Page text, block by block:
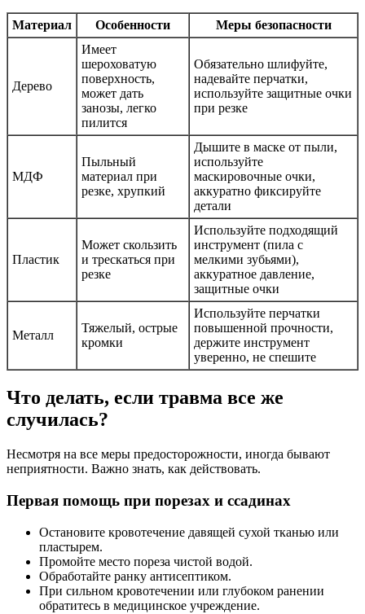
Материал Особенности Меры безопасности
Дерево
Имеет
шероховатую
поверхность,
может дать
занозы, легко
пилится
Обязательно шлифуйте,
надевайте перчатки,
используйте защитные очки
при резке
МДФ
Пыльный
материал при
резке, хрупкий
Дышите в маске от пыли,
используйте
маскировочные очки,
аккуратно фиксируйте
детали
Пластик
Может скользить
и трескаться при
резке
Используйте подходящий
инструмент (пила с
мелкими зубьями),
аккуратное давление,
защитные очки
Металл
Тяжелый, острые
кромки
Используйте перчатки
повышенной прочности,
держите инструмент
уверенно, не спешите
Что делать, если травма все же
случилась?
Несмотря на все меры предосторожности, иногда бывают
неприятности. Важно знать, как действовать.
Первая помощь при порезах и ссадинах
Остановите кровотечение давящей сухой тканью или
пластырем.
Промойте место пореза чистой водой.
Обработайте ранку антисептиком.
При сильном кровотечении или глубоком ранении
обратитесь в медицинское учреждение.